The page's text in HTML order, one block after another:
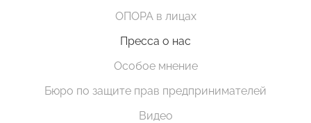
ОПОРА в лицах
Пресса о нас
Особое мнение
Бюро по защите прав предпринимателей
Видео